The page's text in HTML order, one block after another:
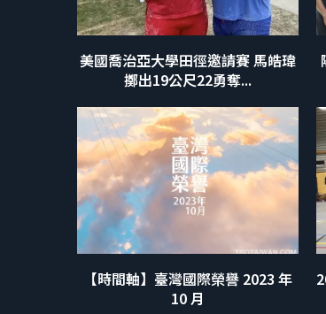
美國喬治亞大學田徑邀請賽 馬皓瑋
擲出19公尺22勇奪...
【時間軸】臺灣國際榮譽 2023 年
10 月